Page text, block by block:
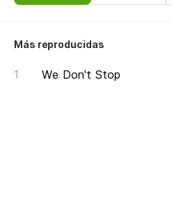
Más reproducidas
We Don't Stop